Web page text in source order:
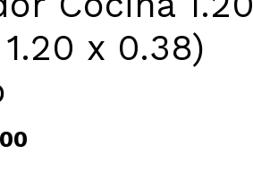
1.20 x 0.38)